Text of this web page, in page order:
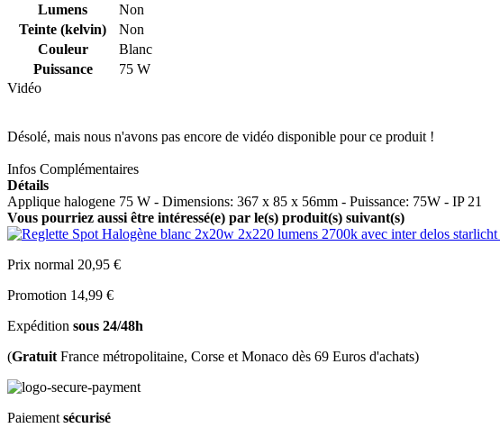
Lumens
Non
Teinte (kelvin)
Non
Couleur
Blanc
Puissance
75 W
Vidéo
Désolé, mais nous n'avons pas encore de vidéo disponible pour ce produit !
Infos Complémentaires
Détails
Applique halogene 75 W - Dimensions: 367 x 85 x 56mm - Puissance: 75W - IP 21
Vous pourriez aussi être intéressé(e) par le(s) produit(s) suivant(s)
Prix normal 20,95 €
Promotion 14,99 €
Expédition sous 24/48h
(Gratuit France métropolitaine, Corse et Monaco dès 69 Euros d'achats)
Paiement sécurisé